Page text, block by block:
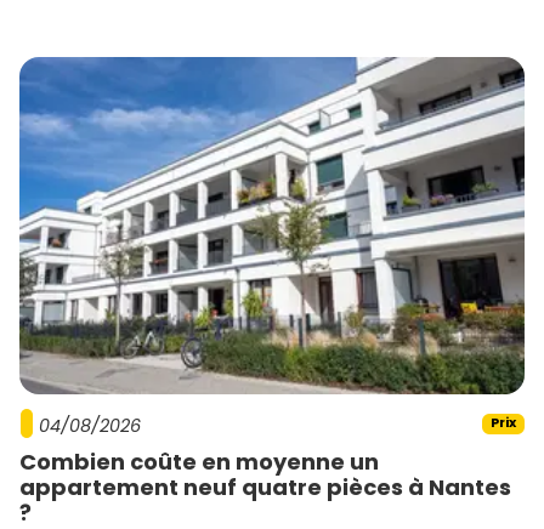
04/08/2026 Prix
Combien coûte en moyenne un
appartement neuf quatre pièces à Nantes
?